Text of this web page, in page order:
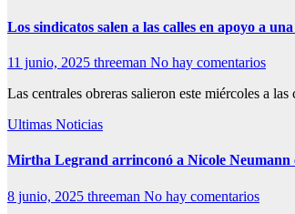
Los sindicatos salen a las calles en apoyo a
11 junio, 2025 threeman No hay comentarios
Las centrales obreras salieron este miércoles a
Ultimas Noticias
Mirtha Legrand arrinconó a Nicole Neumann
8 junio, 2025 threeman No hay comentarios